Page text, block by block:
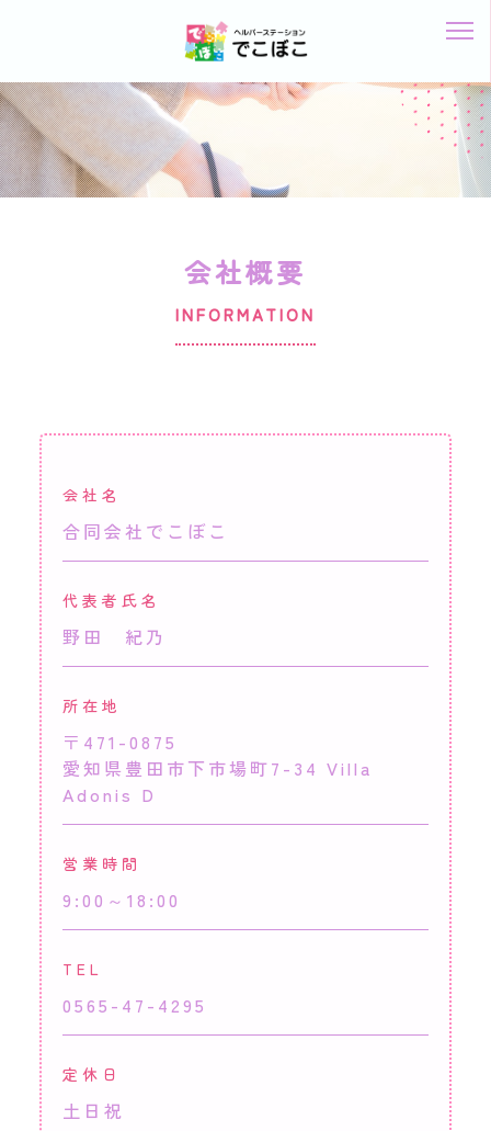
会社概要
INFORMATION
会社名
合同会社でこぼこ
代表者氏名
野田 紀乃
所在地
〒471-0875
愛知県豊田市下市場町7-34 Villa
Adonis D
営業時間
9:00～18:00
TEL
0565-47-4295
定休日
土日祝